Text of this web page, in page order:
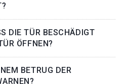
DIE TÜR BESCHÄDIGT
ÖFFNEN?
BETRUG DER